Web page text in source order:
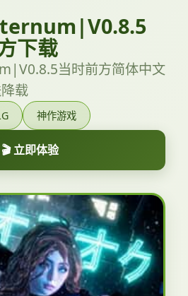
下载
当时前方简体中文
载
神作游戏
🎬 立即体验